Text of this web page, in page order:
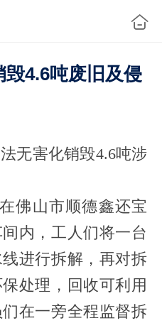
4.6吨废旧及侵
无害化销毁4.6吨涉
佛山市顺德鑫还宝
内，工人们将一台
进行拆解，再对拆
处理，回收可利用
在一旁全程监督拆